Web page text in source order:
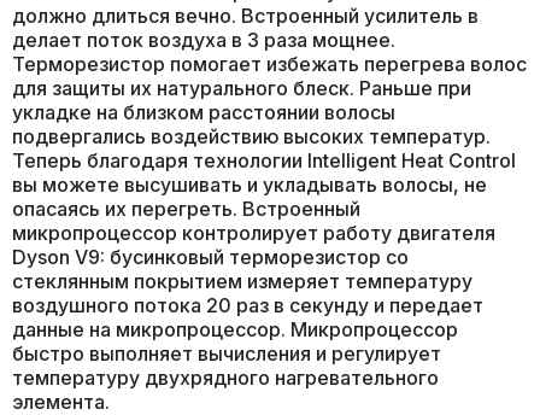
должно длиться вечно. Встроенный усилитель в
делает поток воздуха в 3 раза мощнее.
Терморезистор помогает избежать перегрева волос
для защиты их натурального блеск. Раньше при
укладке на близком расстоянии волосы
подвергались воздействию высоких температур.
Теперь благодаря технологии Intelligent Heat Control
вы можете высушивать и укладывать волосы, не
опасаясь их перегреть. Встроенный
микропроцессор контролирует работу двигателя
Dyson V9: бусинковый терморезистор со
стеклянным покрытием измеряет температуру
воздушного потока 20 раз в секунду и передает
данные на микропроцессор. Микропроцессор
быстро выполняет вычисления и регулирует
температуру двухрядного нагревательного
элемента.